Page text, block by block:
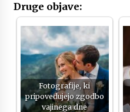
Druge objave:
Fotografije, ki
pripovedujejo zgodbo
vajinega dne